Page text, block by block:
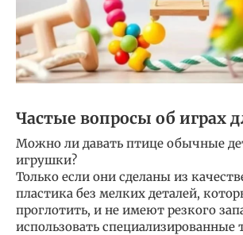
Частые вопросы об играх
Можно ли давать птице обычные
игрушки?
Только если они сделаны из
пластика без мелких деталей,
проглотить, и не имеют резкого
использовать специализированные